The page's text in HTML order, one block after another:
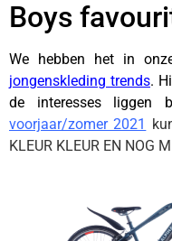
Boys
We hebben het in
jongenskleding trends.
de interesses
voorjaar/zomer 2021
KLEUR KLEUR EN NOG